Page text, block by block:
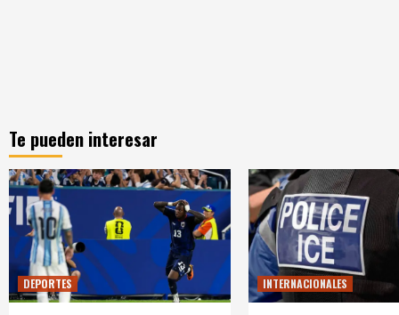
Te pueden interesar
DEPORTES INTERNACIONALES